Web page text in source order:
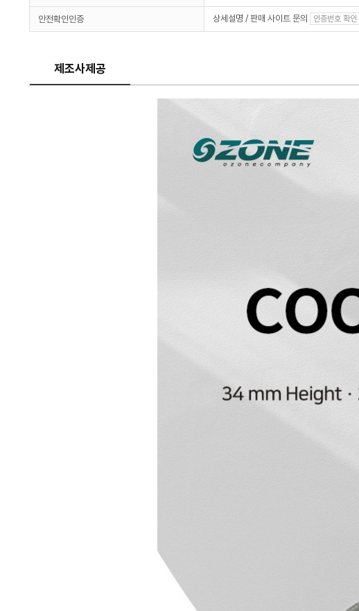
안전확인인증 상세설명 / 판매 사이트 문의 인증번호 확인
제조사제공